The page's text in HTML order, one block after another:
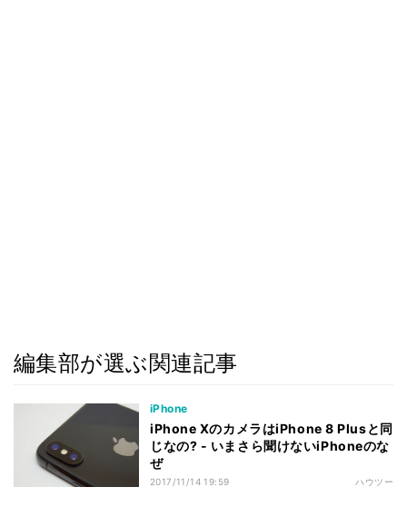
編集部が選ぶ関連記事
iPhone
iPhone XのカメラはiPhone 8 Plusと同
じなの? - いまさら聞けないiPhoneのな
ぜ
2017/11/14 19:59 ハウツー